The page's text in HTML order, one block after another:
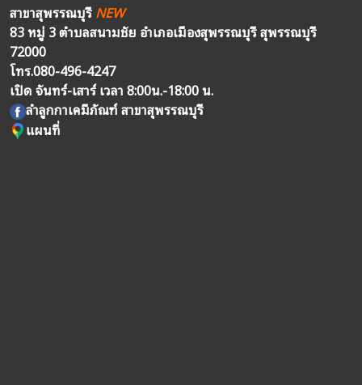
สาขาสุพรรณบุรีNEW
83 หมู่ 3 ตำบลสนามชัย อำเภอเมืองสุพรรณบุรี สุพรรณบุรี
72000
โทร.080-496-4247
เปิด จันทร์-เสาร์ เวลา 8:00น.-18:00 น.
ลำลูกกาเคมีภัณฑ์ สาขาสุพรรณบุรี
แผนที่